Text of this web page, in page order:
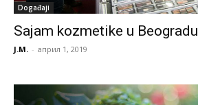
Događaji
Sajam kozmetike u Beogradu
J.M. - април 1, 2019